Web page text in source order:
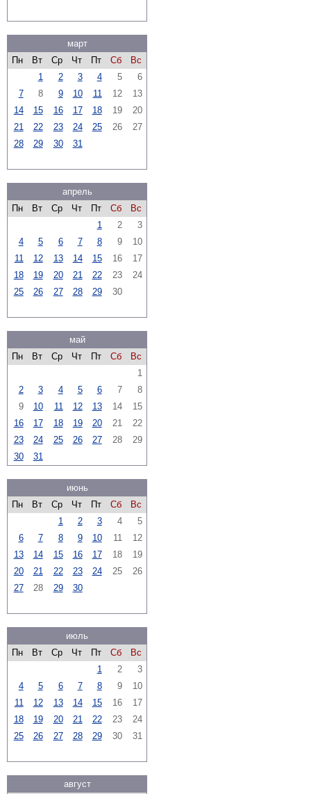
март
Пн
Вт Ср Чт Пт Сб
Вс
1
2 3 4 5
6
7
8 9 10 11 12
13
14
15 16 17 18 19
20
21
22 23 24 25 26
27
28
29 30 31
апрель
Пн
Вт Ср Чт Пт Сб
Вс
1
2
3
4
5 6 7 8 9
10
11
12 13 14 15 16
17
18
19 20 21 22 23
24
25
26 27 28 29 30
май
Пн
Вт Ср Чт Пт Сб
Вс
1
2
3 4 5 6 7
8
9
10 11 12 13 14
15
16
17 18 19 20 21
22
23
24 25 26 27 28
29
30
31
июнь
Пн
Вт Ср Чт Пт Сб
Вс
1
2 3 4
5
6
7 8 9 10 11
12
13
14 15 16 17 18
19
20
21 22 23 24 25
26
27
28 29 30
июль
Пн
Вт Ср Чт Пт Сб
Вс
1
2
3
4
5 6 7 8 9
10
11
12 13 14 15 16
17
18
19 20 21 22 23
24
25
26 27 28 29 30 31
август